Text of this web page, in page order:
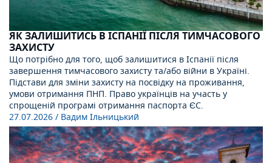
ЯК ЗАЛИШИТИСЬ В ІСПАНІЇ ПІСЛЯ ТИМЧАСОВОГО
ЗАХИСТУ
Що потрібно для того, щоб залишитися в Іспанії після
завершення тимчасового захисту та/або війни в Україні.
Підстави для зміни захисту на посвідку на проживання,
умови отримання ПНП. Право українців на участь у
спрощеній програмі отримання паспорта ЄС.
27.07.2026/ Вадим Ільницький